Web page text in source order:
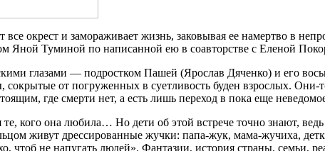
окрест и замораживает жизнь, заковывая ее намертво в
Яной Туминой по написанной ею в соавторстве с Еленой
глазами — подростком Пашей (Ярослав Дяченко) и его
от погруженных в суетливость буден взрослых. Они-
где смерти нет, а есть лишь переход в пока еще
кого она любила… Но дети об этой встрече точно знают,
живут дрессированные жучки: папа-жук, мама-жучиха,
не напугать людей». Фантазии, история страны, семьи,